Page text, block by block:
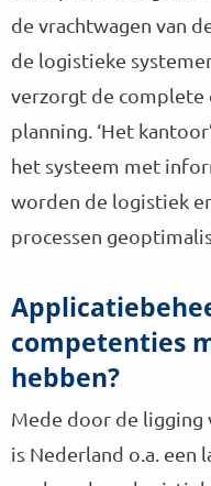
K
a
s
t
o
l
e
a
m
p
de vrachtwagen van
de logistieke
verzorgt de complete
planning. ‘Het
het systeem met
worden de logistiek
processen
competenties
hebben?
Mede door de ligging
is Nederland o.a. een